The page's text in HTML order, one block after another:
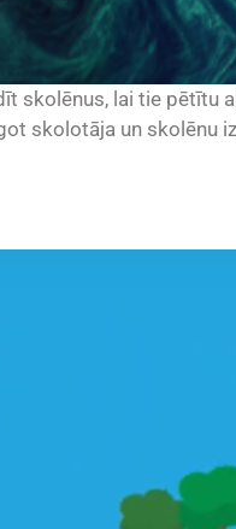
skolēnus, lai tie pētītu
skolotāja un